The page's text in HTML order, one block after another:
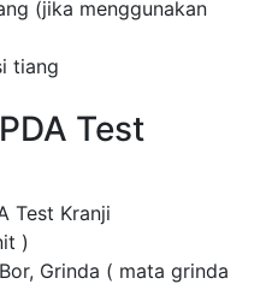
(jika menggunakan
tiang
Test
Test Kranji
)
Grinda ( mata grinda